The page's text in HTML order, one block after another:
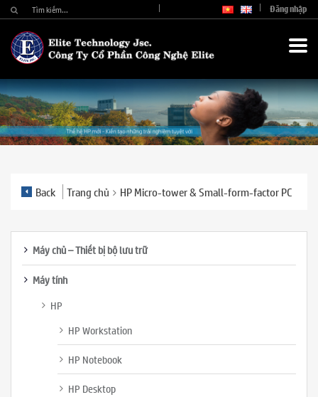
Đăng nhập
Back Trang chủ HP Micro-tower & Small-form-factor PC
Máy chủ – Thiết bị bộ lưu trữ
Máy tính
HP
HP Workstation
HP Notebook
HP Desktop